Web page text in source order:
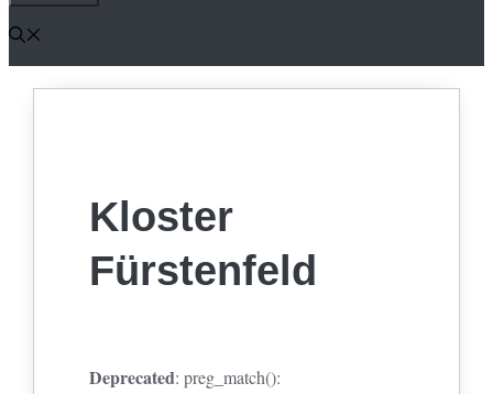
Kloster
Fürstenfeld
Deprecated: preg_match():